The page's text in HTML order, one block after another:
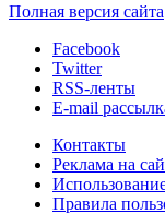
Полная версия сайта
Facebook
Twitter
RSS-ленты
E-mail
Контакты
Реклама на
Правила